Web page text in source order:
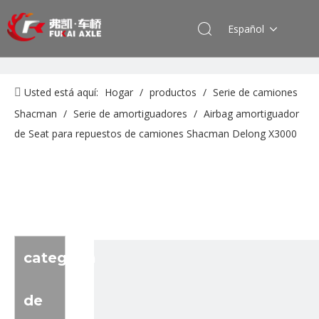
Español
Usted está aquí: Hogar / productos / Serie de camiones
Shacman / Serie de amortiguadores / Airbag amortiguador
de Seat para repuestos de camiones Shacman Delong X3000
categoria
de